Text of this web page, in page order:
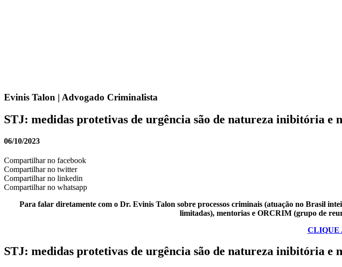
Evinis Talon | Advogado Criminalista
STJ: medidas protetivas de urgência são de natureza inibitória e
06/10/2023
Compartilhar no facebook
Compartilhar no twitter
Compartilhar no linkedin
Compartilhar no whatsapp
Para falar diretamente com o Dr. Evinis Talon sobre processos criminais (atuação no Brasil
limitadas), mentorias e ORCRIM (grupo de
CLIQUE
STJ: medidas protetivas de urgência são de natureza inibitória e